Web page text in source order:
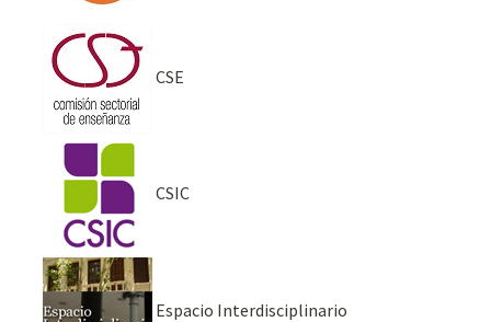
CSE
CSIC
Espacio Interdisciplinario